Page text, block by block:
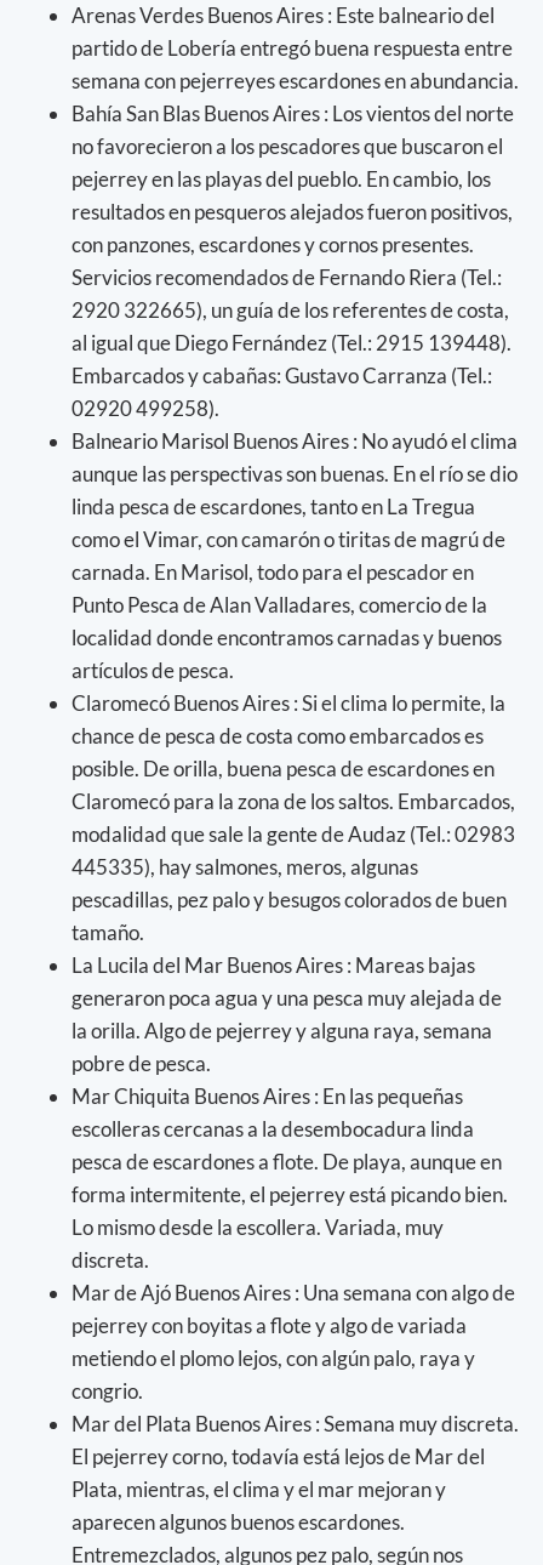
Arenas Verdes Buenos Aires : Este balneario del
partido de Lobería entregó buena respuesta entre
semana con pejerreyes escardones en abundancia.
Bahía San Blas Buenos Aires : Los vientos del norte
no favorecieron a los pescadores que buscaron el
pejerrey en las playas del pueblo. En cambio, los
resultados en pesqueros alejados fueron positivos,
con panzones, escardones y cornos presentes.
Servicios recomendados de Fernando Riera (Tel.:
2920 322665), un guía de los referentes de costa,
al igual que Diego Fernández (Tel.: 2915 139448).
Embarcados y cabañas: Gustavo Carranza (Tel.:
02920 499258).
Balneario Marisol Buenos Aires : No ayudó el clima
aunque las perspectivas son buenas. En el río se dio
linda pesca de escardones, tanto en La Tregua
como el Vimar, con camarón o tiritas de magrú de
carnada. En Marisol, todo para el pescador en
Punto Pesca de Alan Valladares, comercio de la
localidad donde encontramos carnadas y buenos
artículos de pesca.
Claromecó Buenos Aires : Si el clima lo permite, la
chance de pesca de costa como embarcados es
posible. De orilla, buena pesca de escardones en
Claromecó para la zona de los saltos. Embarcados,
modalidad que sale la gente de Audaz (Tel.: 02983
445335), hay salmones, meros, algunas
pescadillas, pez palo y besugos colorados de buen
tamaño.
La Lucila del Mar Buenos Aires : Mareas bajas
generaron poca agua y una pesca muy alejada de
la orilla. Algo de pejerrey y alguna raya, semana
pobre de pesca.
Mar Chiquita Buenos Aires : En las pequeñas
escolleras cercanas a la desembocadura linda
pesca de escardones a flote. De playa, aunque en
forma intermitente, el pejerrey está picando bien.
Lo mismo desde la escollera. Variada, muy
discreta.
Mar de Ajó Buenos Aires : Una semana con algo de
pejerrey con boyitas a flote y algo de variada
metiendo el plomo lejos, con algún palo, raya y
congrio.
Mar del Plata Buenos Aires : Semana muy discreta.
El pejerrey corno, todavía está lejos de Mar del
Plata, mientras, el clima y el mar mejoran y
aparecen algunos buenos escardones.
Entremezclados, algunos pez palo, según nos